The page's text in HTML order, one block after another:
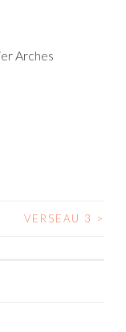
Arches
VERSEAU 3 >